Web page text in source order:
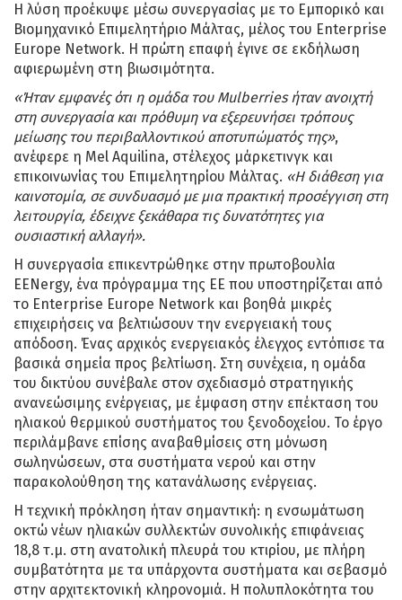
Η λύση προέκυψε μέσω συνεργασίας με το Εμπορικό και
Βιομηχανικό Επιμελητήριο Μάλτας, μέλος του Enterprise
Europe Network. Η πρώτη επαφή έγινε σε εκδήλωση
αφιερωμένη στη βιωσιμότητα.
«Ήταν εμφανές ότι η ομάδα του Mulberries ήταν ανοιχτή
στη συνεργασία και πρόθυμη να εξερευνήσει τρόπους
μείωσης του περιβαλλοντικού αποτυπώματός της»,
ανέφερε η Mel Aquilina, στέλεχος μάρκετινγκ και
επικοινωνίας του Επιμελητηρίου Μάλτας. «Η διάθεση για
καινοτομία, σε συνδυασμό με μια πρακτική προσέγγιση στη
λειτουργία, έδειχνε ξεκάθαρα τις δυνατότητες για
ουσιαστική αλλαγή».
Η συνεργασία επικεντρώθηκε στην πρωτοβουλία
EENergy, ένα πρόγραμμα της ΕΕ που υποστηρίζεται από
το Enterprise Europe Network και βοηθά μικρές
επιχειρήσεις να βελτιώσουν την ενεργειακή τους
απόδοση. Ένας αρχικός ενεργειακός έλεγχος εντόπισε τα
βασικά σημεία προς βελτίωση. Στη συνέχεια, η ομάδα
του δικτύου συνέβαλε στον σχεδιασμό στρατηγικής
ανανεώσιμης ενέργειας, με έμφαση στην επέκταση του
ηλιακού θερμικού συστήματος του ξενοδοχείου. Το έργο
περιλάμβανε επίσης αναβαθμίσεις στη μόνωση
σωληνώσεων, στα συστήματα νερού και στην
παρακολούθηση της κατανάλωσης ενέργειας.
Η τεχνική πρόκληση ήταν σημαντική: η ενσωμάτωση
οκτώ νέων ηλιακών συλλεκτών συνολικής επιφάνειας
18,8 τ.μ. στη ανατολική πλευρά του κτιρίου, με πλήρη
συμβατότητα με τα υπάρχοντα συστήματα και σεβασμό
στην αρχιτεκτονική κληρονομιά. Η πολυπλοκότητα του